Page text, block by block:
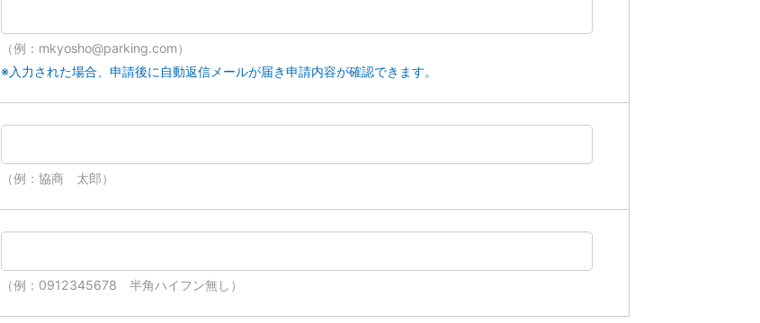
（例：mkyosho@parking.com）
※入力された場合、申請後に自動返信メールが届き申請内容が確認できます。
（例：協商 太郎）
（例：0912345678 半角ハイフン無し）